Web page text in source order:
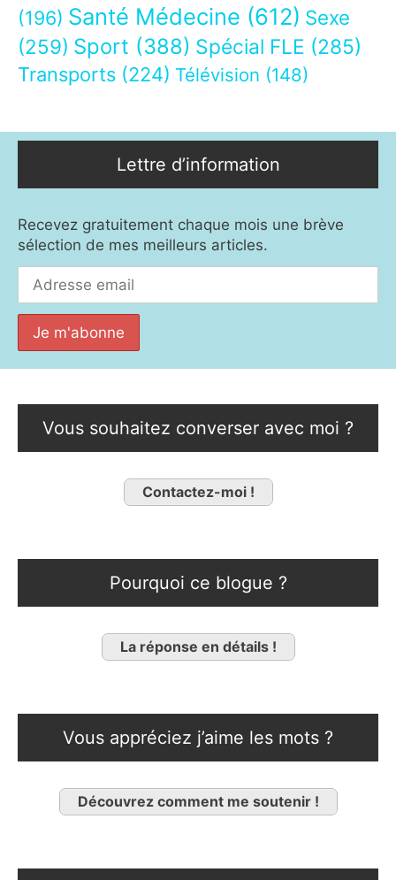
(196) Santé Médecine (612) Sexe
(259) Sport (388) Spécial FLE (285)
Transports (224) Télévision (148)
Lettre d’information
Recevez gratuitement chaque mois une brève
sélection de mes meilleurs articles.
Vous souhaitez converser avec moi ?
Contactez-moi !
Pourquoi ce blogue ?
La réponse en détails !
Vous appréciez j’aime les mots ?
Découvrez comment me soutenir !